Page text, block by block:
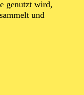
genutzt wird,
und